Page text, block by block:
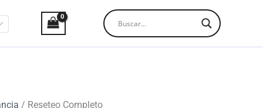
/ Reseteo Completo
El
precio